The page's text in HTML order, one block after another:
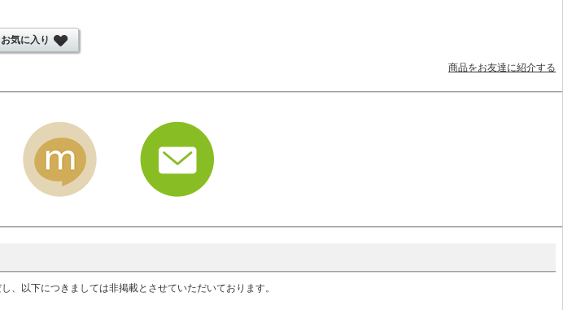
お気に入り
商品をお友達に紹介する
、以下につきましては非掲載とさせていただいております。